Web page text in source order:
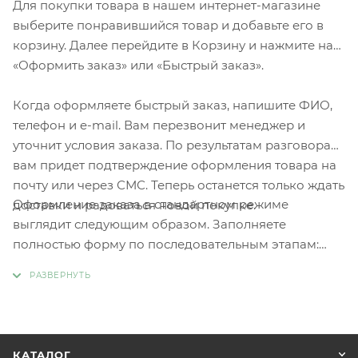
Для покупки товара в нашем интернет-магазине
выберите понравившийся товар и добавьте его в
корзину. Далее перейдите в Корзину и нажмите на
«Оформить заказ» или «Быстрый заказ».
Когда оформляете быстрый заказ, напишите ФИО,
телефон и e-mail. Вам перезвонит менеджер и
уточнит условия заказа. По результатам разговора
вам придет подтверждение оформления товара на
почту или через СМС. Теперь останется только ждать
доставки и радоваться новой покупке.
Оформление заказа в стандартном режиме
выглядит следующим образом. Заполняете
полностью форму по последовательным этапам:
КАТАЛОГ